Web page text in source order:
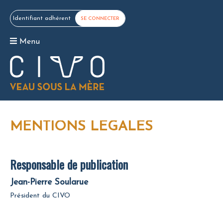
Identifiant adhérent SE CONNECTER
Menu
MENTIONS LÉGALES
Responsable de publication
Jean-Pierre Soularue
Président du CIVO